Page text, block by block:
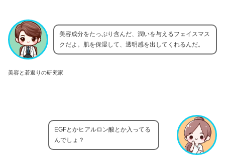
美容と若返りの研究家
美容成分をたっぷり含んだ、潤いを与えるフェイスマス
クだよ。肌を保湿して、透明感を出してくれるんだ。
EGFとかヒアルロン酸とか入ってる
んでしょ？